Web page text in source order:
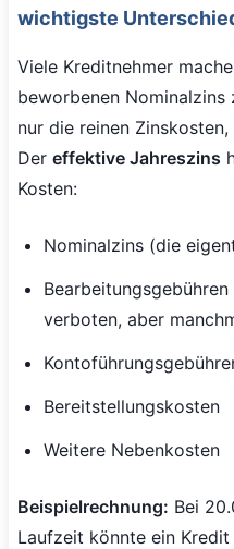
wichtigste
Viele Kreditnehmer
beworbenen
nur die reinen
Der effektive Jahreszins
Kosten:
Nominalzins (die
verboten, aber
Bereitstellungskosten
Weitere Nebenkosten
Beispielrechnung: Bei
Laufzeit könnte ein